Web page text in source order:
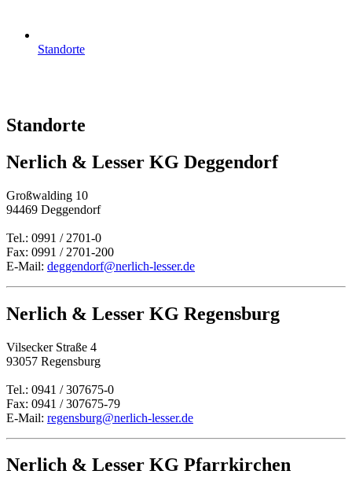
Standorte
Standorte
Nerlich & Lesser KG Deggendorf
Großwalding 10
94469 Deggendorf
Tel.: 0991 / 2701-0
Fax: 0991 / 2701-200
E-Mail: deggendorf@nerlich-lesser.de
Nerlich & Lesser KG Regensburg
Vilsecker Straße 4
93057 Regensburg
Tel.: 0941 / 307675-0
Fax: 0941 / 307675-79
E-Mail: regensburg@nerlich-lesser.de
Nerlich & Lesser KG Pfarrkirchen